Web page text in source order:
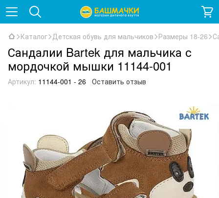
Каталог Детская обувь для мальчиков Размеры 18-26
Сандалии Bartek для мальчика с
мордочкой мышки 11144-001
Артикул: 11144-001 - 26 Оставить отзыв